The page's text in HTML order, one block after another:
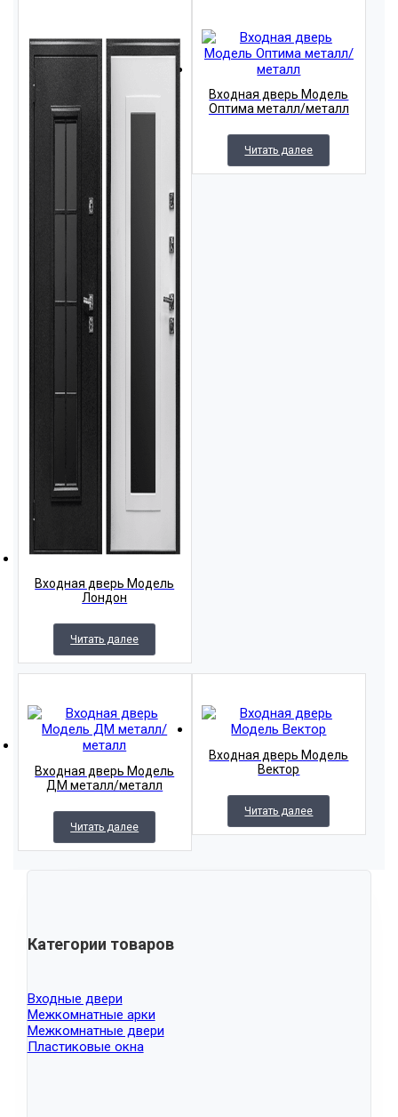
Входная дверь Модель
Лондон
Читать далее
Входная дверь Модель
Оптима металл/металл
Читать далее
Входная дверь Модель
ДМ металл/металл
Читать далее
Входная дверь Модель
Вектор
Читать далее
Категории товаров
Входные двери
Межкомнатные арки
Межкомнатные двери
Пластиковые окна